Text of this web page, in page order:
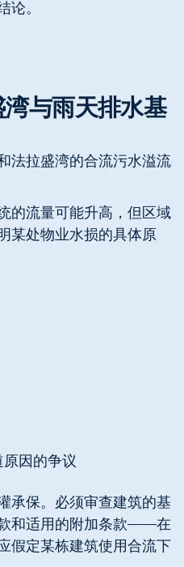
论。
与雨天排水基
法拉盛湾的合流污水溢流
的流量可能升高，但区域
某处物业水损的具体原
因的争议
承保。必须审查建筑的基
和适用的附加条款——在
假定某栋建筑使用合流下